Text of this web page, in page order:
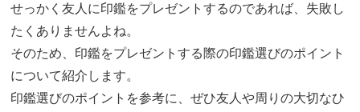
せっかく友人に印鑑をプレゼントするのであれば、失敗し
たくありませんよね。
そのため、印鑑をプレゼントする際の印鑑選びのポイント
について紹介します。
印鑑選びのポイントを参考に、ぜひ友人や周りの大切なひ